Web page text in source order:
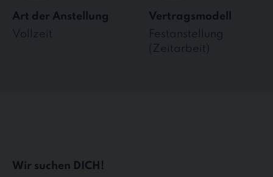
Art der Anstellung
Vollzeit
Vertragsmodell
Festanstellung
(Zeitarbeit)
Wir suchen DICH!